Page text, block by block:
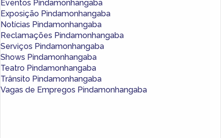
Eventos Pindamonhangaba
Exposição Pindamonhangaba
Notícias Pindamonhangaba
Reclamações Pindamonhangaba
Serviços Pindamonhangaba
Shows Pindamonhangaba
Teatro Pindamonhangaba
Trânsito Pindamonhangaba
Vagas de Empregos Pindamonhangaba